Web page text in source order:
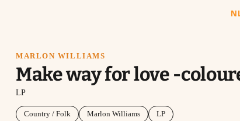
MARLON WILLIAMS
Make way for love -
LP
Country / Folk Marlon Williams LP